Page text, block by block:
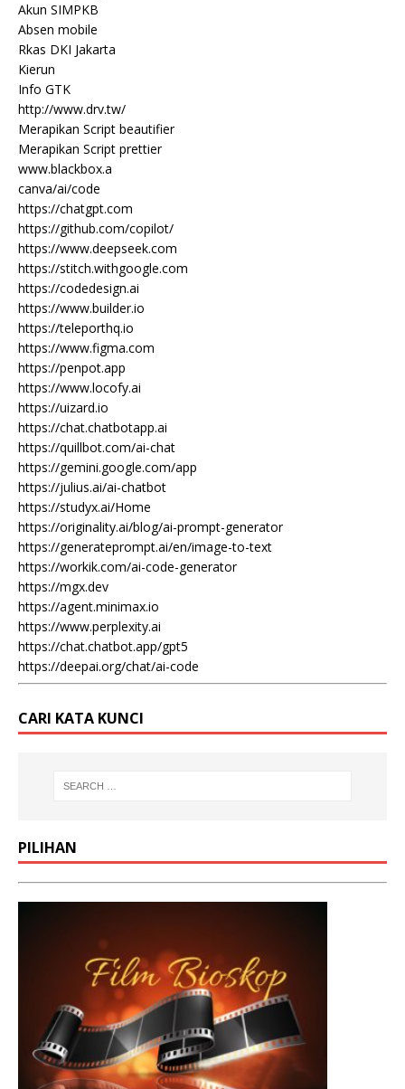
Akun SIMPKB
Absen mobile
Rkas DKI Jakarta
Kierun
Info GTK
http://www.drv.tw/
Merapikan Script beautifier
Merapikan Script prettier
www.blackbox.a
canva/ai/code
https://chatgpt.com
https://github.com/copilot/
https://www.deepseek.com
https://stitch.withgoogle.com
https://codedesign.ai
https://www.builder.io
https://teleporthq.io
https://www.figma.com
https://penpot.app
https://www.locofy.ai
https://uizard.io
https://chat.chatbotapp.ai
https://quillbot.com/ai-chat
https://gemini.google.com/app
https://julius.ai/ai-chatbot
https://studyx.ai/Home
https://originality.ai/blog/ai-prompt-generator
https://generateprompt.ai/en/image-to-text
https://workik.com/ai-code-generator
https://mgx.dev
https://agent.minimax.io
https://www.perplexity.ai
https://chat.chatbot.app/gpt5
https://deepai.org/chat/ai-code
CARI KATA KUNCI
PILIHAN